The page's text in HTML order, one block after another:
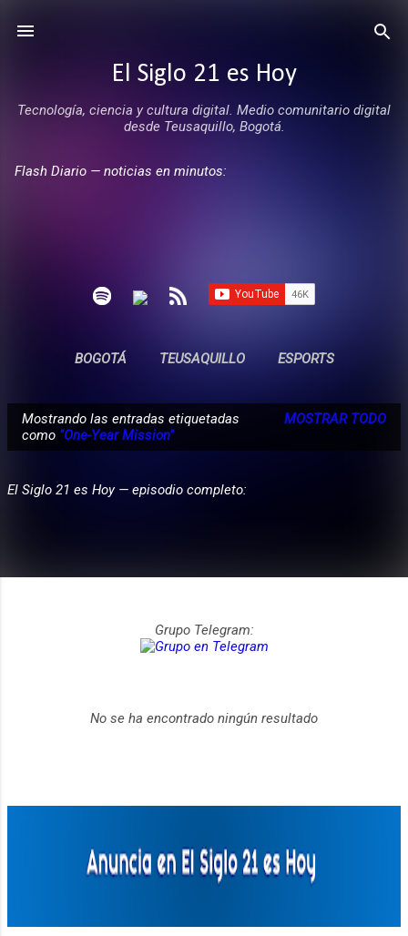
El Siglo 21 es Hoy
Tecnología, ciencia y cultura digital. Medio comunitario digital
desde Teusaquillo, Bogotá.
Flash Diario — noticias en minutos:
BOGOTÁ TEUSAQUILLO ESPORTS
PARTICIPA
n
t
a
Mostrando las entradas etiquetadas
como "One-Year Mission"
MOSTRAR TODO
El Siglo 21 es Hoy — episodio completo:
Grupo Telegram:
No se ha encontrado ningún resultado